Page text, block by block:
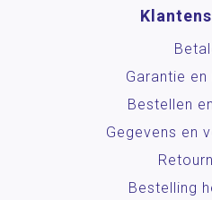
Garantie
Bestellen
Gegevens en
Bestelling